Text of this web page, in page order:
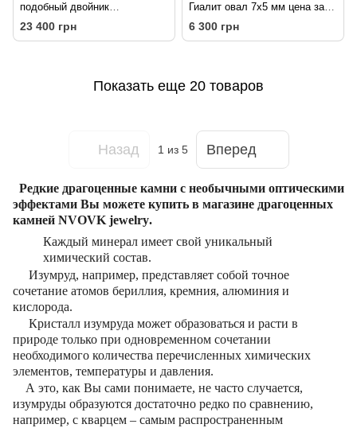
подобный двойник
РЕДКОСТЬ 50 карат
23 400 грн
Гиалит овал 7х5 мм цена за
штуку
6 300 грн
Показать еще 20 товаров
Назад 1 из 5 Вперед
Редкие драгоценные камни с необычными оптическими
эффектами Вы можете купить в магазине драгоценных
камней NVOVK jewelry.
Каждый минерал имеет свой уникальный
химический состав.
Изумруд, например, представляет собой точное
сочетание атомов бериллия, кремния, алюминия и
кислорода.
Кристалл изумруда может образоваться и расти в
природе только при одновременном сочетании
необходимого количества перечисленных химических
элементов, температуры и давления.
А это, как Вы сами понимаете, не часто случается,
изумруды образуются достаточно редко по сравнению,
например, с кварцем – самым распространенным